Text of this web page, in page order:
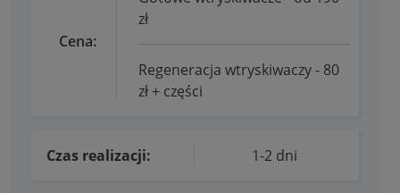
Cena:
zł
Regeneracja wtryskiwaczy - 80
zł + części
Czas realizacji: 1-2 dni